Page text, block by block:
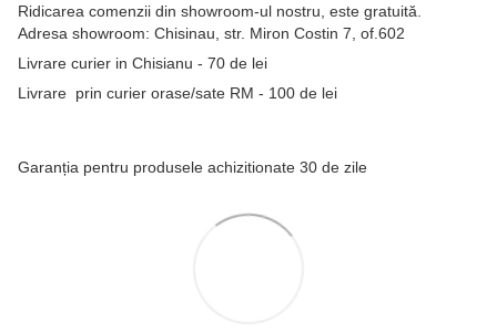
Ridicarea comenzii din showroom-ul nostru, este gratuită.
Adresa showroom: Chisinau, str. Miron Costin 7, of.602
Livrare curier in Chisianu - 70 de lei
Livrare prin curier orase/sate RM - 100 de lei
Garanția pentru produsele achizitionate 30 de zile